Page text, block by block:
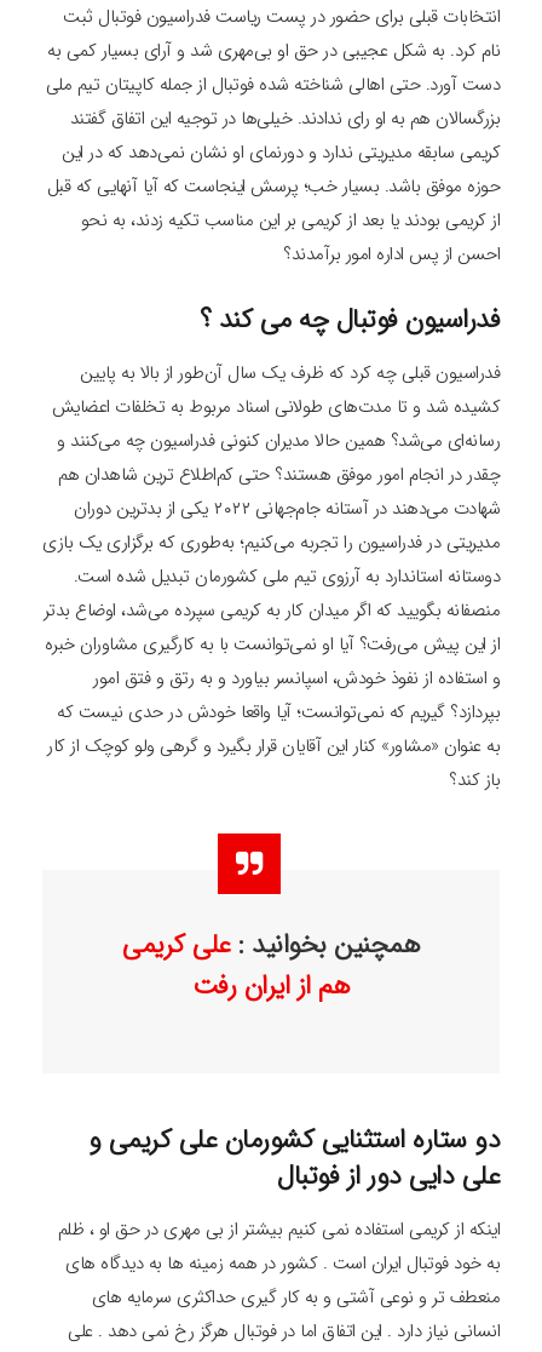
انتخابات قبلی برای حضور در پست ریاست فدراسیون فوتبال ثبت‌
نام کرد. به شکل عجیبی در حق او بی‌مهری شد و آرای بسیار کمی به
دست آورد. حتی اهالی شناخته ‌شده فوتبال از جمله کاپیتان تیم ملی
بزرگسالان هم به او رای ندادند. خیلی‌ها در توجیه این اتفاق گفتند
کریمی سابقه مدیریتی ندارد و دورنمای او نشان نمی‌دهد که در این
حوزه موفق باشد. بسیار خب؛ پرسش اینجاست که آیا آنهایی که قبل
از کریمی بودند یا بعد از کریمی بر این مناسب تکیه زدند، به نحو
احسن از پس اداره امور برآمدند؟
فدراسیون فوتبال چه می کند ؟
فدراسیون قبلی چه کرد که ظرف یک سال آن‌طور از بالا به پایین
کشیده شد و تا مدت‌های طولانی اسناد مربوط به تخلفات اعضایش
رسانه‌ای می‌شد؟ همین حالا مدیران کنونی فدراسیون چه می‌کنند و
چقدر در انجام امور موفق هستند؟ حتی کم‌اطلاع‌ ترین شاهدان هم
شهادت می‌دهند در آستانه جام‌جهانی ۲۰۲۲ یکی از بدترین دوران
مدیریتی در فدراسیون را تجربه می‌کنیم؛ به‌طوری که برگزاری یک بازی
دوستانه استاندارد به آرزوی تیم ملی کشورمان تبدیل شده است.
منصفانه بگویید که اگر میدان کار به کریمی سپرده می‌شد، اوضاع بدتر
از این پیش می‌رفت؟ آیا او نمی‌توانست با به کارگیری مشاوران خبره
و استفاده از نفوذ خودش، اسپانسر بیاورد و به رتق و فتق امور
بپردازد؟‌ گیریم که نمی‌توانست؛ آیا واقعا خودش در حدی نیست که
به عنوان «مشاور» کنار این آقایان قرار بگیرد و گرهی ولو کوچک از کار
باز کند؟
همچنین بخوانید :علی کریمی
هم از ایران رفت
دو ستاره استثنایی کشورمان علی کریمی و
علی دایی دور از فوتبال
اینکه از کریمی استفاده نمی کنیم بیشتر از بی مهری در حق او ، ظلم
به خود فوتبال ایران است . کشور در همه زمینه ها به دیدگاه های
منعطف تر و نوعی آشتی و به کار گیری حداکثری سرمایه های
انسانی نیاز دارد . این اتفاق اما در فوتبال هرگز رخ نمی دهد . علی